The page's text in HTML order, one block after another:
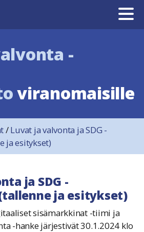
-
viranomaisille
/Luvat ja valvonta ja SDG -
ja esitykset)
ja SDG -
ja esitykset)
sisämarkkinat -tiimi ja
-hanke järjestivät 30.1.2024 klo